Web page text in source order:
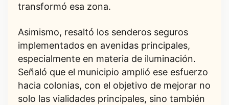
transformó esa zona.
Asimismo, resaltó los senderos seguros
implementados en avenidas principales,
especialmente en materia de iluminación.
Señaló que el municipio amplió ese esfuerzo
hacia colonias, con el objetivo de mejorar no
solo las vialidades principales, sino también